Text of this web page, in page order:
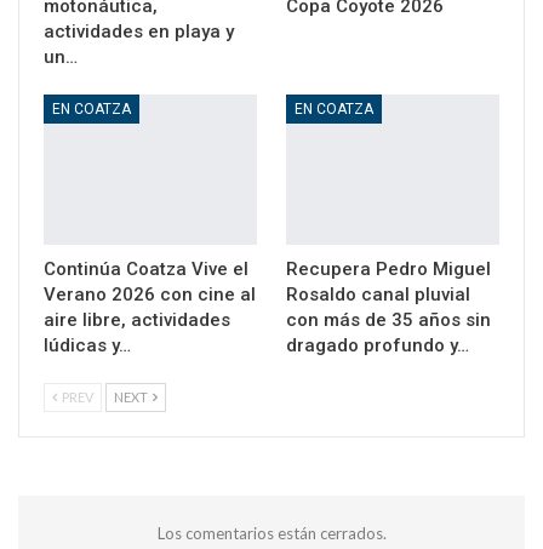
motonáutica,
actividades en playa y
un…
Copa Coyote 2026
EN COATZA
Continúa Coatza Vive el
Verano 2026 con cine al
aire libre, actividades
lúdicas y…
EN COATZA
Recupera Pedro Miguel
Rosaldo canal pluvial
con más de 35 años sin
dragado profundo y…
PREV NEXT
Los comentarios están cerrados.